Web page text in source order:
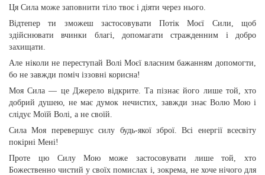
Ця Сила може заповнити тіло твоє і діяти через нього.
Відтепер ти зможеш застосовувати Потік Моєї Сили, щоб
здійснювати вчинки благі, допомагати стражденним і добро
захищати.
Але ніколи не переступай Волі Моєї власним бажанням допомогти,
бо не завжди поміч іззовні корисна!
Моя Сила — це Джерело відкрите. Та пізнає його лише той, хто
добрий душею, не має думок нечистих, завжди знає Волю Мою і
слідує Моїй Волі, а не своїй.
Сила Моя перевершує силу будь-якої зброї. Всі енергії всесвіту
покірні Мені!
Проте цю Силу Мою може застосовувати лише той, хто
Божественно чистий у своїх помислах і, зокрема, не хоче нічого для